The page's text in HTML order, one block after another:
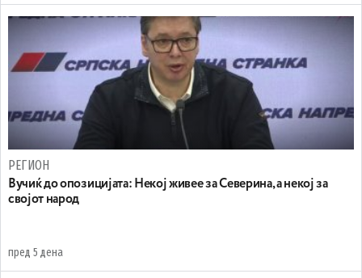
РЕГИОН
Вучиќ до опозицијата: Некој живее за Северина, а некој за
својот народ
пред 5 дена